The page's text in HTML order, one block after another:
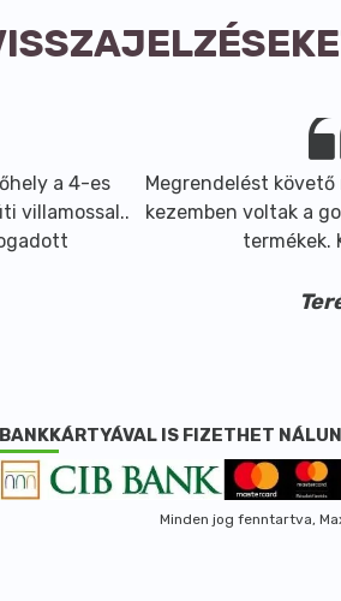
a 4-es
villamossal..
Megrendelést követő
kezemben voltak a
termékek.
BANKKÁRTYÁVAL IS FIZETHET
Minden jog fenntartva,